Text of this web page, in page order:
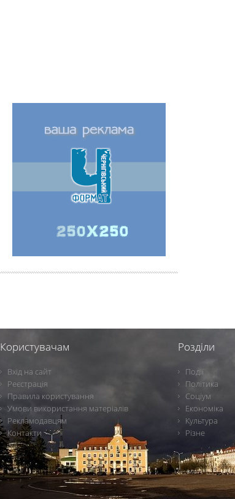
Користувачам
Вхід на сайт
Реєстрація
Правила користування
Умови використання матеріалів
Рекламодавцям
Контакти
Розділи
Події
Політика
Соціум
Економіка
Культура
Різне